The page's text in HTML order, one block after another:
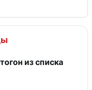
из списка